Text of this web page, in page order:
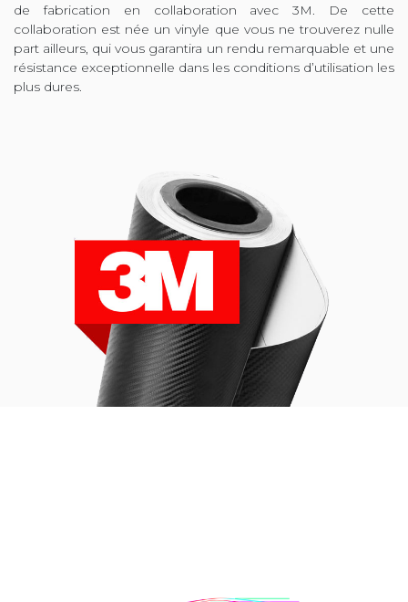
de fabrication en collaboration avec 3M. De cette
collaboration est née un vinyle que vous ne trouverez nulle
part ailleurs, qui vous garantira un rendu remarquable et une
résistance exceptionnelle dans les conditions d’utilisation les
plus dures.